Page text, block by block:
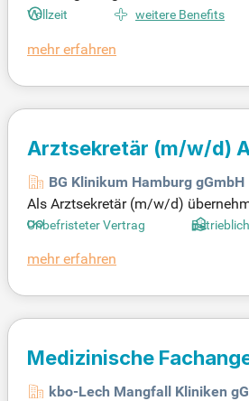
nische Fachangestellte:r oder
g professionell. Deine
Vollzeit weitere Benefits
mehr erfahren
Arztsekretär (m/w/d)
BG Klinikum Hamburg gGmbH
Als Arztsekretär (m/w/d)
e Abrechnung. Zu Ihren
changestellter oder eine
Unbefristeter Vertrag
mehr erfahren
Medizinische
Partenkirchen
kbo-Lech Mangfall Kliniken